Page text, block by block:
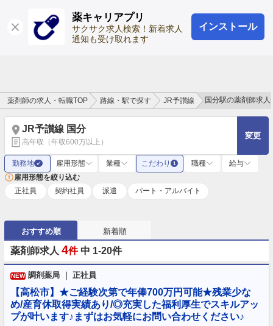
薬キャリアプリ
サクサク求人検索！新着求人
通知も受け取れます
インストール
ログイン 会員登録
薬剤師の求人・転職TOP 路線・駅で探す JR予讃線 国分駅の薬剤師求人
JR予讃線 国分
高年収（年収600万以上）
変更
勤務地 ✓ 雇用形態 業種 こだわり 1 職種
給与
雇用形態を絞り込む
正社員
契約社員 派遣 パート・アルバイト
おすすめ順 新着順
薬剤師求人 4件 中 1-20件
NEW 調剤薬局 ｜ 正社員
【高松市】★ご経験次第で年俸700万円可能★残業少な
め/産育休取得実績あり/◎充実した福利厚生でスキルアッ
プが叶います♪まずはお気軽にお問い合わせください♪